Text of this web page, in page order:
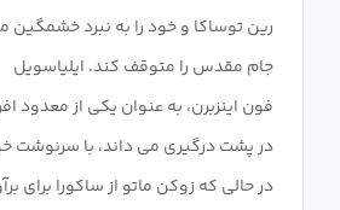
رین توساکا و خود را به نبرد خشمگین
فون اینزبرن، به عنوان یکی از معدود
در حالی که زوکن ماتو از ساکورا برای